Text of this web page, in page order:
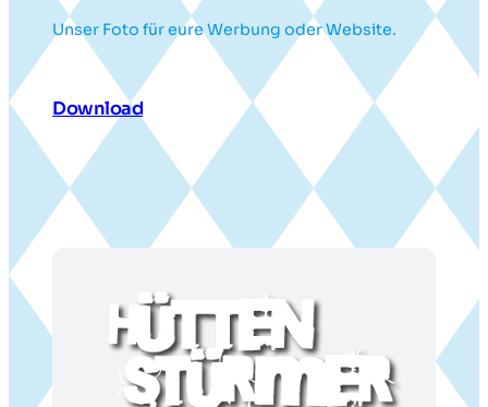
Unser Foto für eure Werbung oder Website.
Download